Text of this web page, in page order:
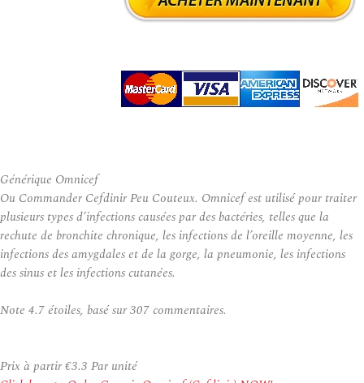
Générique Omnicef
Ou Commander Cefdinir Peu Couteux. Omnicef ​​est utilisé pour traiter
plusieurs types d’infections causées par des bactéries, telles que la
rechute de bronchite chronique, les infections de l’oreille moyenne, les
infections des amygdales et de la gorge, la pneumonie, les infections
des sinus et les infections cutanées.
Note 4.7étoiles, basé sur307commentaires.
Prix à partir€3.3 Par unité